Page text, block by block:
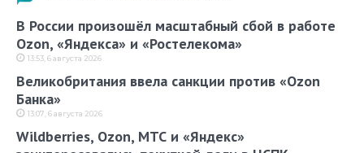
В России произошёл масштабный сбой в работе
Ozon, «Яндекса» и «Ростелекома»
13:53, 6 августа 2026
Великобритания ввела санкции против «Ozon
Банка»
13:07, 6 августа 2026
Wildberries, Ozon, МТС и «Яндекс»